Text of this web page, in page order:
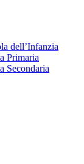
dell’Infanzia
Primaria
Secondaria